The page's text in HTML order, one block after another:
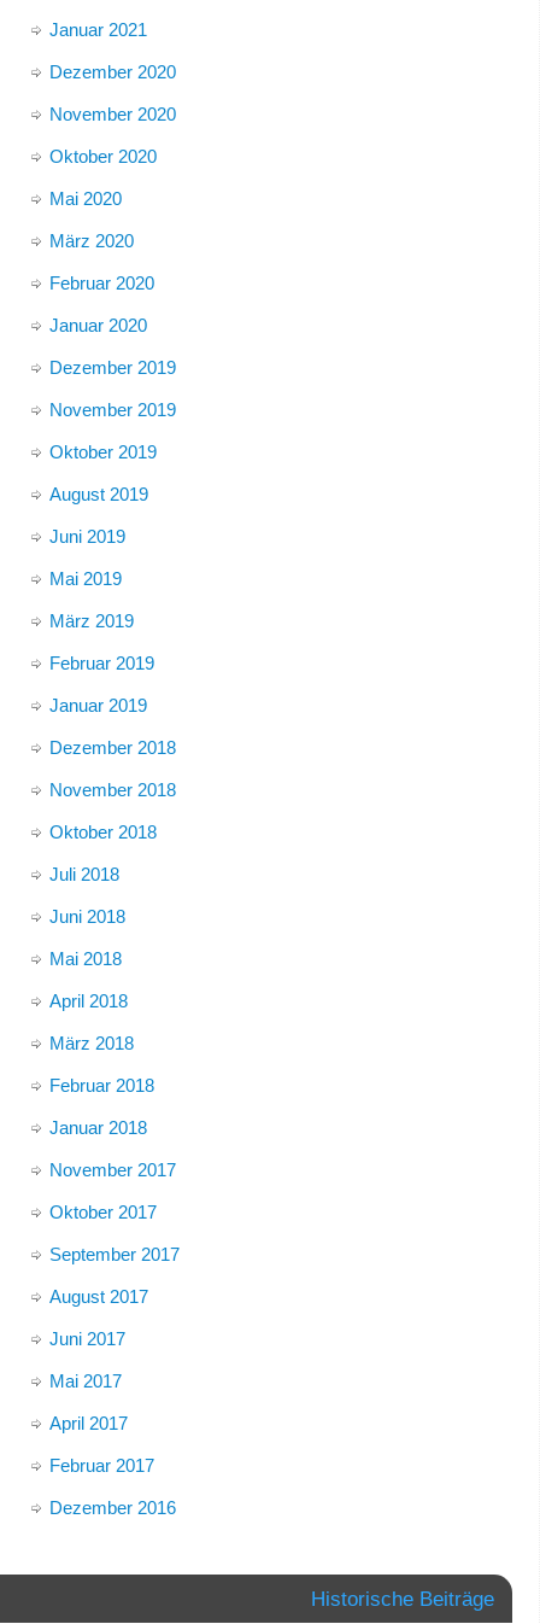
Januar 2021
Dezember 2020
November 2020
Oktober 2020
Mai 2020
März 2020
Februar 2020
Januar 2020
Dezember 2019
November 2019
Oktober 2019
August 2019
Juni 2019
Mai 2019
März 2019
Februar 2019
Januar 2019
Dezember 2018
November 2018
Oktober 2018
Juli 2018
Juni 2018
Mai 2018
April 2018
März 2018
Februar 2018
Januar 2018
November 2017
Oktober 2017
September 2017
August 2017
Juni 2017
Mai 2017
April 2017
Februar 2017
Dezember 2016
Historische Beiträge